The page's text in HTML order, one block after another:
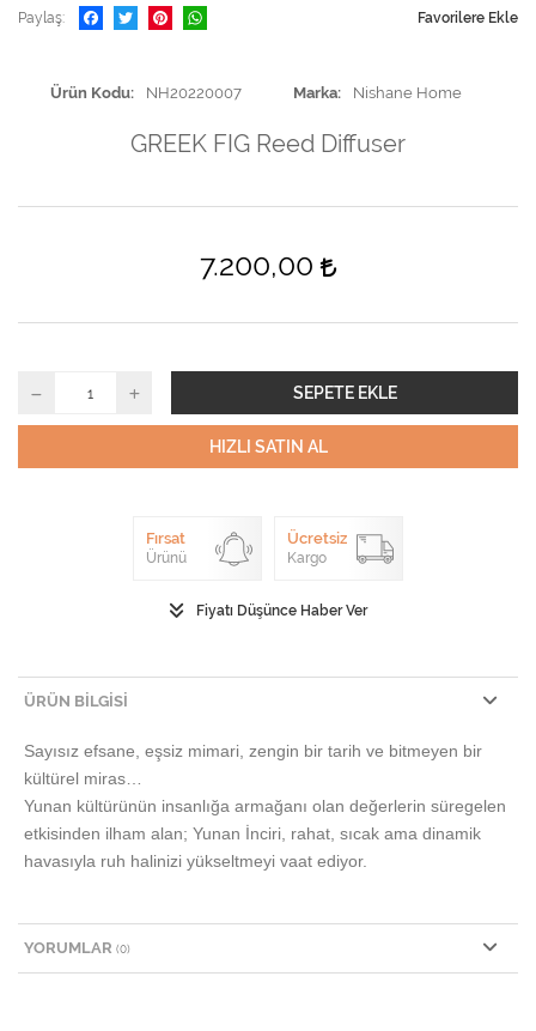
Paylaş Favorilere Ekle
Ürün Kodu NH20220007 Marka Nishane Home
GREEK FIG Reed Diffuser
7.200,00
SEPETE EKLE
HIZLI SATIN AL
Fırsat
Ürünü
Ücretsiz
Kargo
Fiyatı Düşünce Haber Ver
ÜRÜN BILGISI
Sayısız efsane, eşsiz mimari, zengin bir tarih ve bitmeyen bir
kültürel miras…
Yunan kültürünün insanlığa armağanı olan değerlerin süregelen
etkisinden ilham alan; Yunan İnciri, rahat, sıcak ama dinamik
havasıyla ruh halinizi yükseltmeyi vaat ediyor.
YORUMLAR (0)